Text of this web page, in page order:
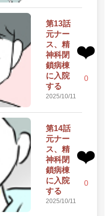
第13話
元ナー
ス、精
神科閉
鎖病棟
に入院
する
2025/10/11
❤️
0
第14話
元ナー
ス、精
神科閉
鎖病棟
に入院
する
2025/10/11
❤️
0